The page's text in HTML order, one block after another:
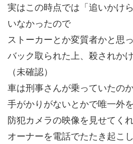
実はこの時点では「追いかけ
いなかったので
ストーカーとか変質者かと思
バック取られた上、殺されか
（未確認）
車は刑事さんが乗っていたの
手がかりがないとかで唯一外
防犯カメラの映像を見せてく
オーナーを電話でたたき起こ